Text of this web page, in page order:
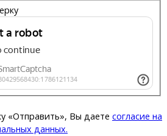
«Отправить», Вы даете согласие на
данных.